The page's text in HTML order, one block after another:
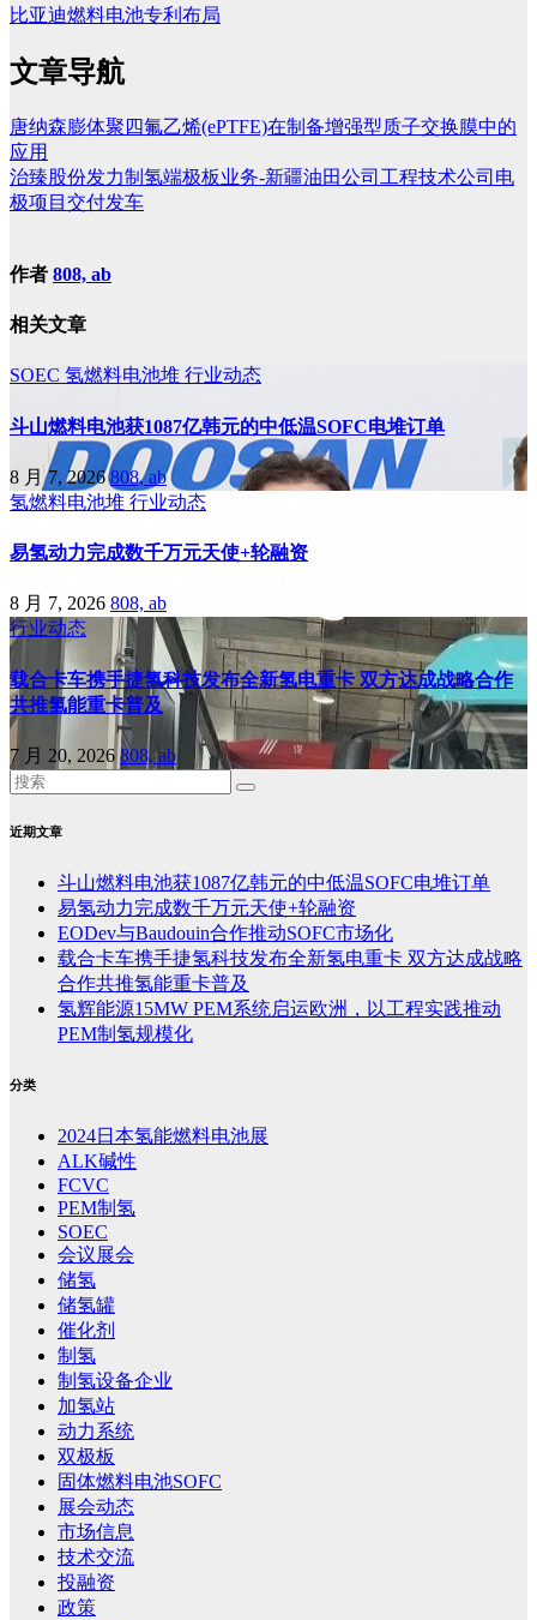
比亚迪燃料电池专利布局
文章导航
唐纳森膨体聚四氟乙烯(ePTFE)在制备增强型质子交换膜中的
应用
治臻股份发力制氢端极板业务-新疆油田公司工程技术公司电
极项目交付发车
作者 808, ab
相关文章
SOEC 氢燃料电池堆 行业动态
斗山燃料电池获1087亿韩元的中低温SOFC电堆订单
8 月 7, 2026808, ab
氢燃料电池堆 行业动态
易氢动力完成数千万元天使+轮融资
8 月 7, 2026 808, ab
行业动态
载合卡车携手捷氢科技发布全新氢电重卡 双方达成战略合作
共推氢能重卡普及
7 月 20, 2026808, ab
近期文章
斗山燃料电池获1087亿韩元的中低温SOFC电堆订单
易氢动力完成数千万元天使+轮融资
EODev与Baudouin合作推动SOFC市场化
载合卡车携手捷氢科技发布全新氢电重卡 双方达成战略
合作共推氢能重卡普及
氢辉能源15MW PEM系统启运欧洲，以工程实践推动
PEM制氢规模化
分类
2024日本氢能燃料电池展
ALK碱性
FCVC
PEM制氢
SOEC
会议展会
储氢
储氢罐
催化剂
制氢
制氢设备企业
加氢站
动力系统
双极板
固体燃料电池SOFC
展会动态
市场信息
技术交流
投融资
政策